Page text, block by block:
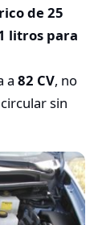
de 25
litros para
a 82 CV, no
sin